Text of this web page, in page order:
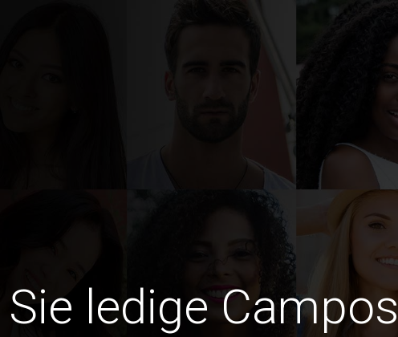
ledige Campos